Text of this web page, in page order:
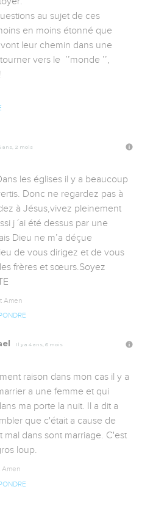
au sujet de ces
en moins étonné que
leur chemin dans une
vers le  ’’monde ’’,
ans, 2 mois
les églises il y a beaucoup
Donc ne regardez pas à
à Jésus,vivez pleinement
j ´ai été dessus par une
Dieu ne m’a déçue
de vous dirigez et de vous
frères et sœurs.Soyez
Amen
Il y a 4 ans, 6 mois
raison dans mon cas il y a
a une femme et qui
ma porte la nuit. Il a dit a
que c'était a cause de
mal dans sont marriage. C'est
loup.
Amen